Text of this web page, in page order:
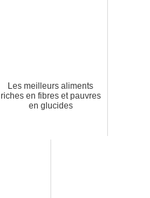
Les meilleurs aliments
riches en fibres et pauvres
en glucides